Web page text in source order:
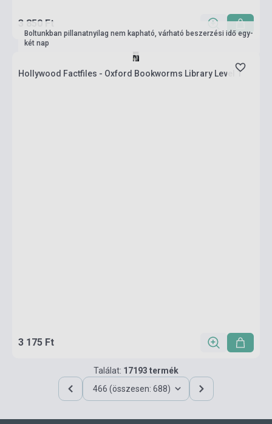
3 850 Ft
Boltunkban pillanatnyilag nem kapható, várható beszerzési idő egy-
két nap
Hollywood Factfiles - Oxford Bookworms Library Level 1
3 175 Ft
Találat: 17193 termék
466 (összesen: 688)